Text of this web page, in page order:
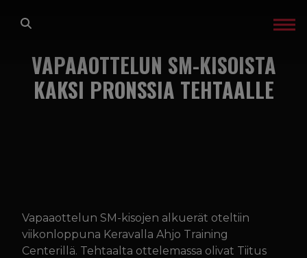
LAJIT
IN ENGLISH
VAPAAOTTELUN SM-KISOISTA
KAKSI PRONSSIA TEHTAALLE
Vapaaottelun SM-kisojen alkuerät oteltiin
viikonloppuna Keravalla Ahjo Training
Centerillä. Tehtaalta ottelemassa olivat Tiitus